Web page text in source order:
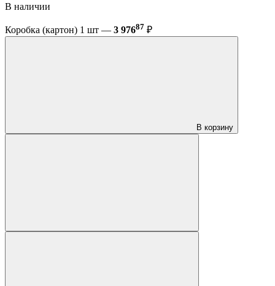
В наличии
Коробка (картон) 1 шт — 3 97687 ₽
В корзину